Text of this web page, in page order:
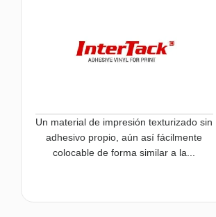
Un material de impresión texturizado sin
adhesivo propio, aún así fácilmente
colocable de forma similar a la...